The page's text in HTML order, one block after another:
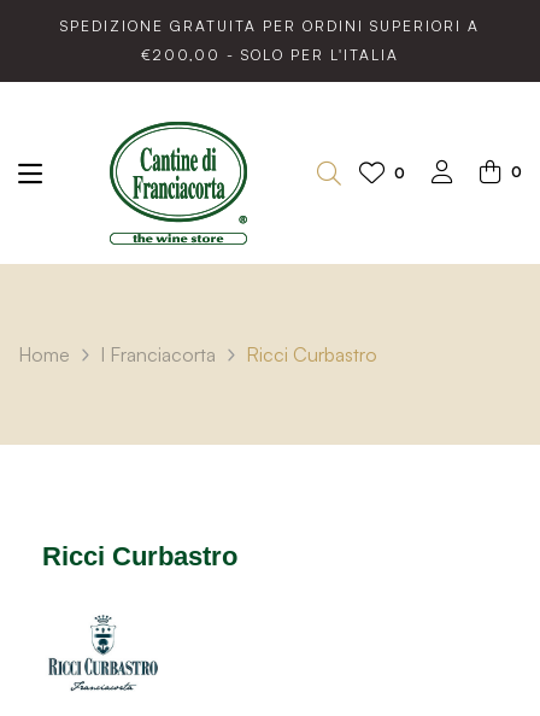
SPEDIZIONE GRATUITA PER ORDINI SUPERIORI A
€200,00 - SOLO PER L'ITALIA
0 0
Home I Franciacorta Ricci Curbastro
Ricci Curbastro